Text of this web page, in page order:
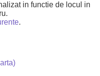
in functie de locul in
.